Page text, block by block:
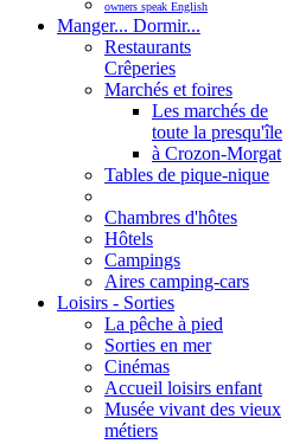
owners speak English
Manger... Dormir...
Restaurants
Crêperies
Marchés et foires
Les marchés de
toute la presqu'île
à Crozon-Morgat
Tables de pique-nique
Chambres d'hôtes
Hôtels
Campings
Aires camping-cars
Loisirs - Sorties
La pêche à pied
Sorties en mer
Cinémas
Accueil loisirs enfant
Musée vivant des vieux
métiers